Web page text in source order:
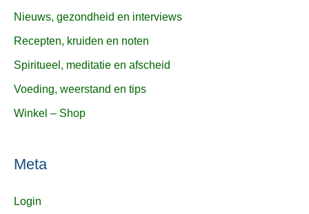
Nieuws, gezondheid en interviews
Recepten, kruiden en noten
Spiritueel, meditatie en afscheid
Voeding, weerstand en tips
Winkel – Shop
Meta
Login